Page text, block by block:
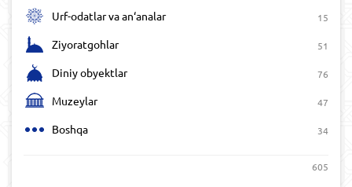
Urf-odatlar va an‘analar 15
Ziyoratgohlar 51
Diniy obyektlar 76
Muzeylar 47
Boshqa 34
605